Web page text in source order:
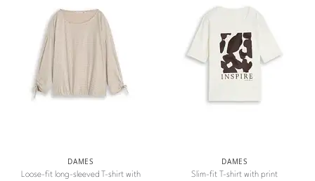
DAMES
Loose-fit long-sleeved T-shirt with
DAMES
Slim-fit T-shirt with print